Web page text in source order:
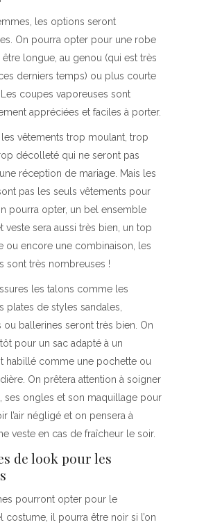
les options seront
On pourra opter pour une robe
longue, au genou (qui est très
derniers temps) ou plus courte
coupes vaporeuses sont
appréciées et faciles à porter.
les vêtements trop moulant, trop
décolleté qui ne seront pas
réception de mariage. Mais les
pas les seuls vêtements pour
pourra opter, un bel ensemble
veste sera aussi très bien, un top
ou encore une combinaison, les
sont très nombreuses !
les talons comme les
plates de styles sandales,
ou ballerines seront très bien. On
pour un sac adapté à un
habillé comme une pochette ou
On prêtera attention à soigner
ses ongles et son maquillage pour
l’air négligé et on pensera à
veste en cas de fraîcheur le soir.
de look pour les
pourront opter pour le
costume, il pourra être noir si l’on